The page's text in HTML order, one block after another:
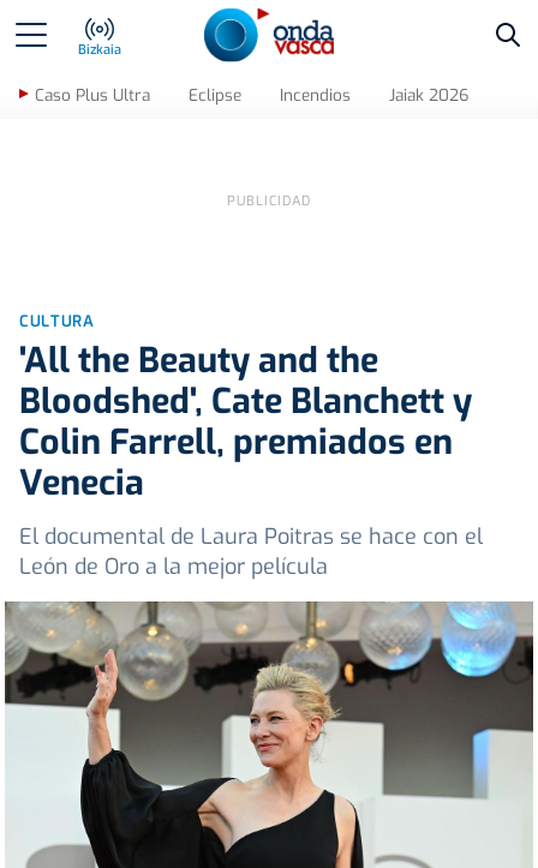
Bizkaia
Caso Plus Ultra Eclipse Incendios Jaiak 2026
CULTURA
'All the Beauty and the
Bloodshed', Cate Blanchett y
Colin Farrell, premiados en
Venecia
El documental de Laura Poitras se hace con el
León de Oro a la mejor película